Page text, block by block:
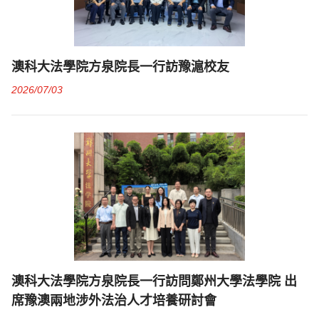
澳科大法學院方泉院長一行訪豫滬校友
2026/07/03
澳科大法學院方泉院長一行訪問鄭州大學法學院 出
席豫澳兩地涉外法治人才培養研討會